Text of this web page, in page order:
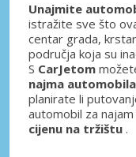
Unajmite
istražite sve što
centar grada,
područja koja su
S CarJetom
najma
planirate li
automobil za
cijenu na tržištu .